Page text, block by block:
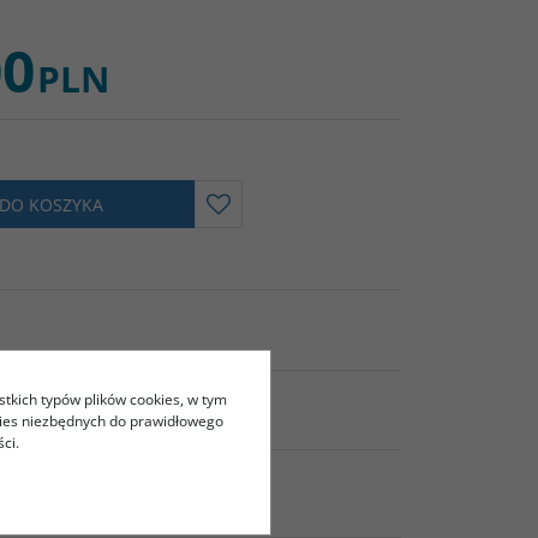
PLN
KOSZYKA
typów plików cookies, w tym
niezbędnych do prawidłowego